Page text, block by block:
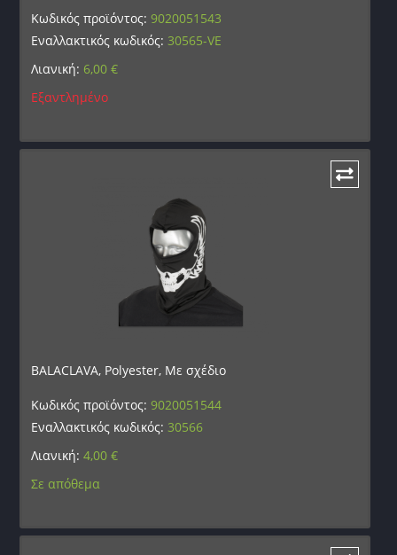
Κωδικός προϊόντος:9020051543
Εναλλακτικός κωδικός: 30565-VE
Λιανική: 6,00€
Εξαντλημένο
BALACLAVA, Polyester, Με σχέδιο
Κωδικός προϊόντος:9020051544
Εναλλακτικός κωδικός: 30566
Λιανική:4,00€
Σε απόθεμα